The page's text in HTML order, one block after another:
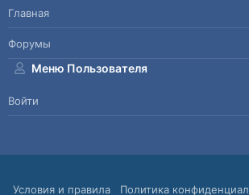
Главная
Форумы
Меню Пользователя
Войти
Условия и правила Политика